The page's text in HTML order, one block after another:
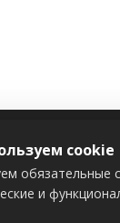
шоссе,
cookie
обязательные
и